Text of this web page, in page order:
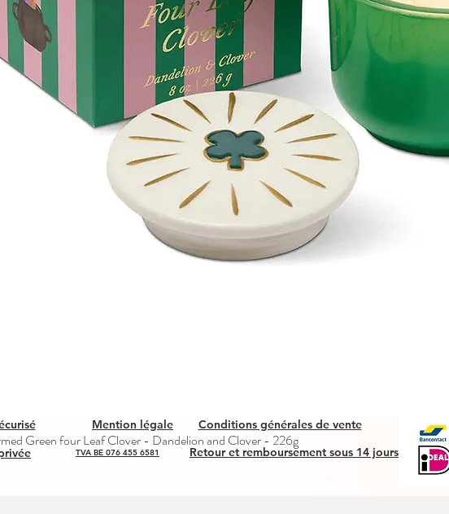
Aperçu rapide
Green four Leaf Clover - Dandelion and Clover - 226g
Mention légale
Conditions générales de vente
Retour et remboursement sous 14 jours
TVA BE 076 455 6581